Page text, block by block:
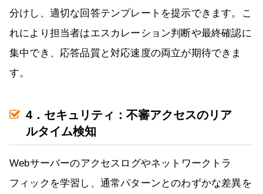
分けし、適切な回答テンプレートを提示できます。こ
れにより担当者はエスカレーション判断や最終確認に
集中でき、応答品質と対応速度の両立が期待できま
す。
4．セキュリティ：不審アクセスのリア
ルタイム検知
Webサーバーのアクセスログやネットワークトラ
フィックを学習し、通常パターンとのわずかな差異を